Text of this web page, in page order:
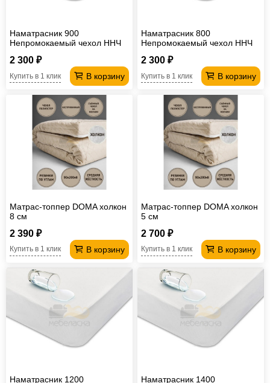
Наматрасник 900
Непромокаемый чехол ННЧ
2 300 ₽
В корзину
Купить в 1 клик
Наматрасник 800
Непромокаемый чехол ННЧ
2 300 ₽
В корзину
Купить в 1 клик
Матрас-топпер DOMA холкон
8 см
2 390 ₽
В корзину
Купить в 1 клик
Матрас-топпер DOMA холкон
5 см
2 700 ₽
В корзину
Купить в 1 клик
Наматрасник 1200 Наматрасник 1400